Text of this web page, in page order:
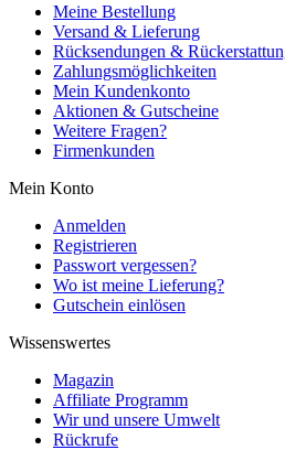
Meine Bestellung
Versand & Lieferung
Rücksendungen &
Zahlungsmöglichkeiten
Mein Kundenkonto
Aktionen & Gutscheine
Weitere Fragen?
Firmenkunden
Mein Konto
Anmelden
Registrieren
Passwort vergessen?
Wo ist meine Lieferung?
Gutschein einlösen
Wissenswertes
Magazin
Affiliate Programm
Wir und unsere Umwelt
Rückrufe